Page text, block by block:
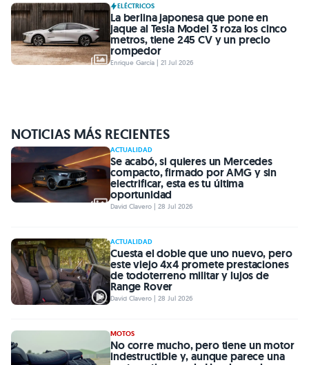
ELÉCTRICOS
La berlina japonesa que pone en
jaque al Tesla Model 3 roza los cinco
metros, tiene 245 CV y un precio
rompedor
Enrique García | 21 Jul 2026
NOTICIAS MÁS RECIENTES
ACTUALIDAD
Se acabó, si quieres un Mercedes
compacto, firmado por AMG y sin
electrificar, esta es tu última
oportunidad
David Clavero | 28 Jul 2026
ACTUALIDAD
Cuesta el doble que uno nuevo, pero
este viejo 4x4 promete prestaciones
de todoterreno militar y lujos de
Range Rover
David Clavero | 28 Jul 2026
MOTOS
No corre mucho, pero tiene un motor
indestructible y, aunque parece una